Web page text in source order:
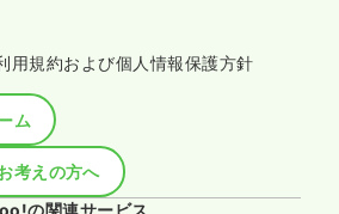
用規約および個人情報保護方針
ム
考えの方へ